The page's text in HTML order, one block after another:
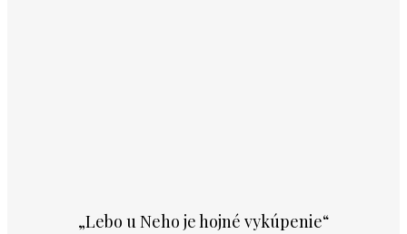
„Lebo u Neho je hojné vykúpenie“